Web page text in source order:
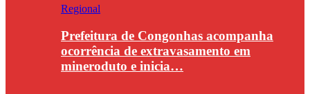
Regional
Prefeitura de Congonhas acompanha
ocorrência de extravasamento em
mineroduto e inicia…